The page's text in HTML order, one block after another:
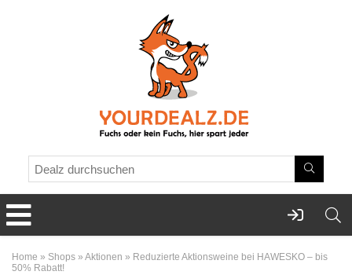
Home » Shops » Aktionen » Reduzierte Aktionsweine bei HAWESKO – bis
50% Rabatt!